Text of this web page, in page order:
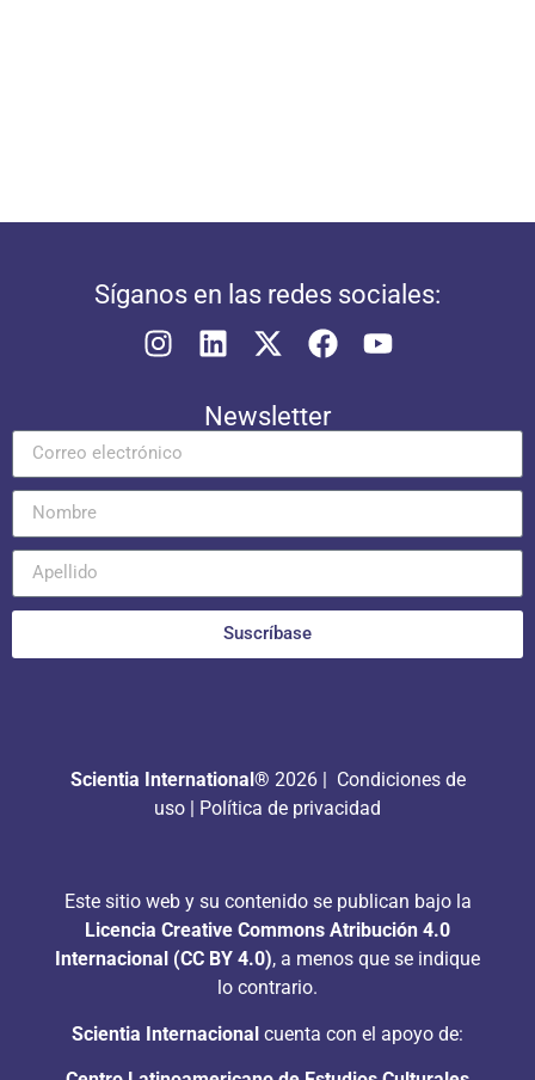
Síganos en las redes sociales:
Newsletter
Suscríbase
Scientia International® 2026 | Condiciones de
uso | Política de privacidad
Este sitio web y su contenido se publican bajo la
Licencia Creative Commons Atribución 4.0
Internacional (CC BY 4.0), a menos que se indique
lo contrario.
Scientia Internacional cuenta con el apoyo de: